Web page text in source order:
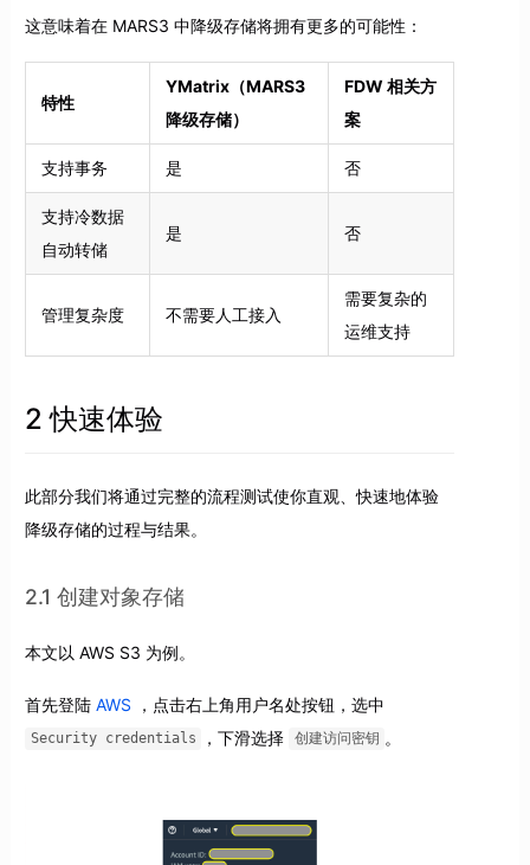
这意味着在 MARS3 中降级存储将拥有更多的可能性：
特性
YMatrix（MARS3
降级存储）
FDW 相关方
案
支持事务 是 否
支持冷数据
自动转储
是 否
管理复杂度 不需要人工接入
需要复杂的
运维支持
2 快速体验
此部分我们将通过完整的流程测试使你直观、快速地体验
降级存储的过程与结果。
2.1 创建对象存储
本文以 AWS S3 为例。
首先登陆 AWS ，点击右上角用户名处按钮，选中
Security credentials ，下滑选择 创建访问密钥 。